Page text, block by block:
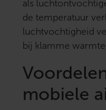
als
de temperatuur
luchtvochtigheid
bij klamme warmte.
mobiele